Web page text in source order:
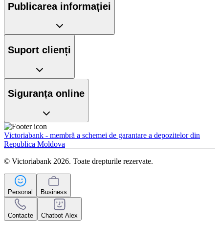
Publicarea informației
Suport clienți
Siguranța online
Victoriabank - membră a schemei de garantare a depozitelor din
Republica Moldova
© Victoriabank 2026. Toate drepturile rezervate.
Personal Business
Contacte Chatbot Alex